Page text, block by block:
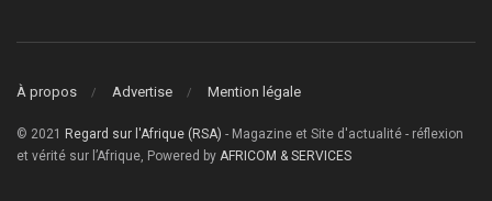
À propos Advertise Mention légale
© 2021 Regard sur l'Afrique (RSA) - Magazine et Site d'actualité - réflexion
et vérité sur l’Afrique, Powered by AFRICOM & SERVICES